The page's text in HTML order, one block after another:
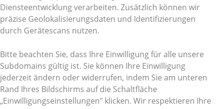
Diensteentwicklung verarbeiten. Zusätzlich können wir
präzise Geolokalisierungsdaten und Identifizierungen
durch Gerätescans nutzen.
Bitte beachten Sie, dass Ihre Einwilligung für alle unsere
Subdomains gültig ist. Sie können Ihre Einwilligung
jederzeit ändern oder widerrufen, indem Sie am unteren
Rand Ihres Bildschirms auf die Schaltfläche
„Einwilligungseinstellungen" klicken. Wir respektieren Ihre